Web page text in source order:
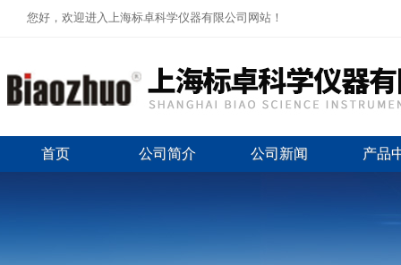
您好，欢迎进入上海标卓科学仪器有限公司网站！
首页 公司简介 公司新闻 产品